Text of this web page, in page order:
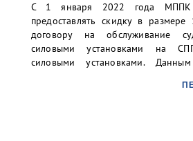
С 1 января 2022 года МППК
предоставлять скидку в
договору на обслуживание
силовыми установками на
силовыми установками.
по планомерному вводу в